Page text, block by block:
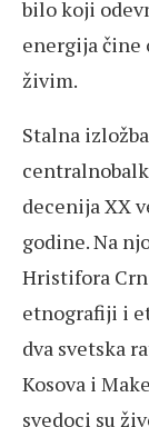
bilo koji
energija čine
živim.
Stalna
decenija XX
godine. Na
Hristifora
etnografiji i
dva svetska
Kosova i
svedoci su